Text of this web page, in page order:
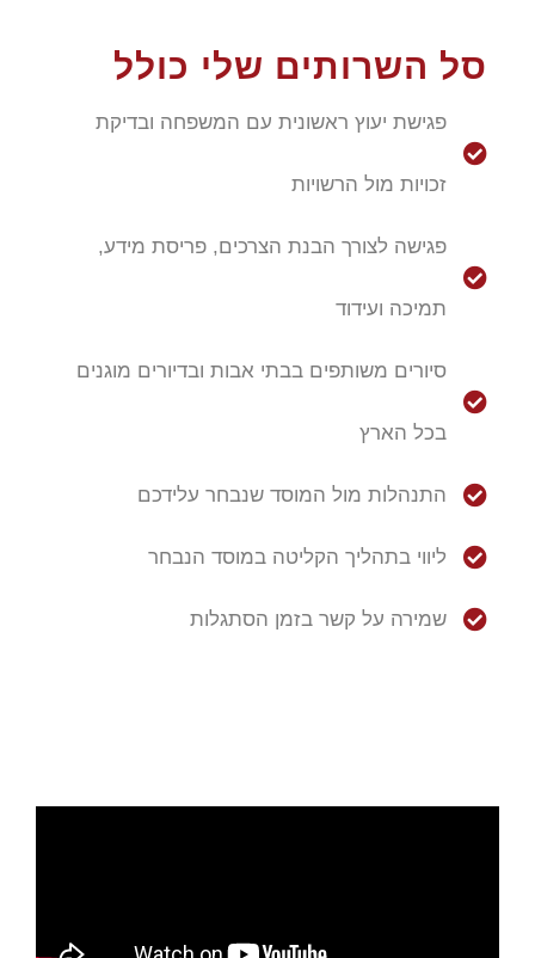
סל השרותים שלי כולל
פגישת יעוץ ראשונית עם המשפחה ובדיקת
זכויות מול הרשויות
פגישה לצורך הבנת הצרכים, פריסת מידע,
תמיכה ועידוד
סיורים משותפים בבתי אבות ובדיורים מוגנים
בכל הארץ
התנהלות מול המוסד שנבחר עלידכם
ליווי בתהליך הקליטה במוסד הנבחר
שמירה על קשר בזמן הסתגלות